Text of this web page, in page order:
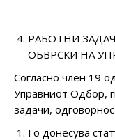
РАБОТНИ
ОБВРСКИ НА
Согласно член 19
Управниот Одбор,
задачи,
Го донесува